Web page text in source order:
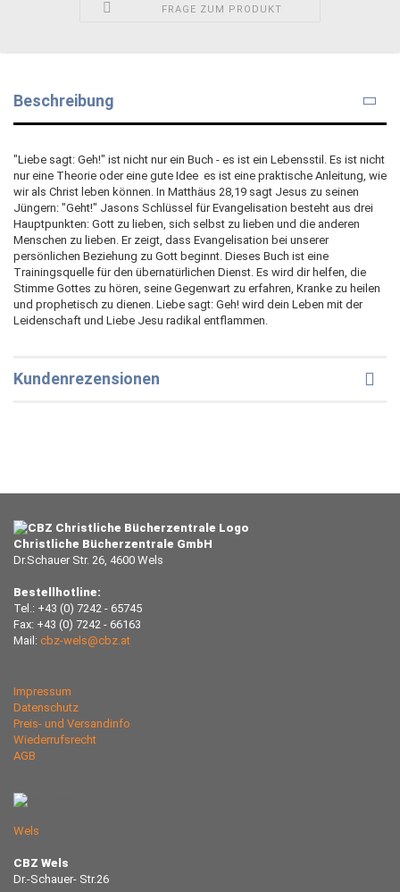
FRAGE ZUM PRODUKT
Beschreibung
"Liebe sagt: Geh!" ist nicht nur ein Buch - es ist ein Lebensstil. Es ist nicht
nur eine Theorie oder eine gute Idee  es ist eine praktische Anleitung, wie
wir als Christ leben können. In Matthäus 28,19 sagt Jesus zu seinen
Jüngern: "Geht!" Jasons Schlüssel für Evangelisation besteht aus drei
Hauptpunkten: Gott zu lieben, sich selbst zu lieben und die anderen
Menschen zu lieben. Er zeigt, dass Evangelisation bei unserer
persönlichen Beziehung zu Gott beginnt. Dieses Buch ist eine
Trainingsquelle für den übernatürlichen Dienst. Es wird dir helfen, die
Stimme Gottes zu hören, seine Gegenwart zu erfahren, Kranke zu heilen
und prophetisch zu dienen. Liebe sagt: Geh! wird dein Leben mit der
Leidenschaft und Liebe Jesu radikal entflammen.
Kundenrezensionen
Christliche Bücherzentrale GmbH
Dr.Schauer Str. 26, 4600 Wels
Bestellhotline:
Tel.: +43 (0) 7242 - 65745
Fax: +43 (0) 7242 - 66163
Mail: cbz-wels@cbz.at
Impressum
Datenschutz
Preis- und Versandinfo
Wiederrufsrecht
AGB
Wels
CBZ Wels
Dr.-Schauer- Str.26